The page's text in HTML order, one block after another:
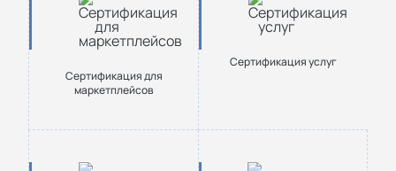
Сертификация для
маркетплейсов
Сертификация услуг